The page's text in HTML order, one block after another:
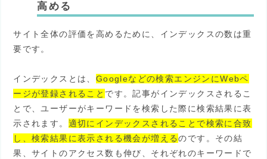
高める
サイト全体の評価を高めるために、インデックスの数は重
要です。
インデックスとは、 Googleなどの検索エンジンにWebペ
ージが登録されること です。記事がインデックスされるこ
とで、ユーザーがキーワードを検索した際に検索結果に表
示されます。 適切にインデックスされることで検索に合致
し、検索結果に表示される機会が増えるのです。その結
果、サイトのアクセス数も伸び、それぞれのキーワードで